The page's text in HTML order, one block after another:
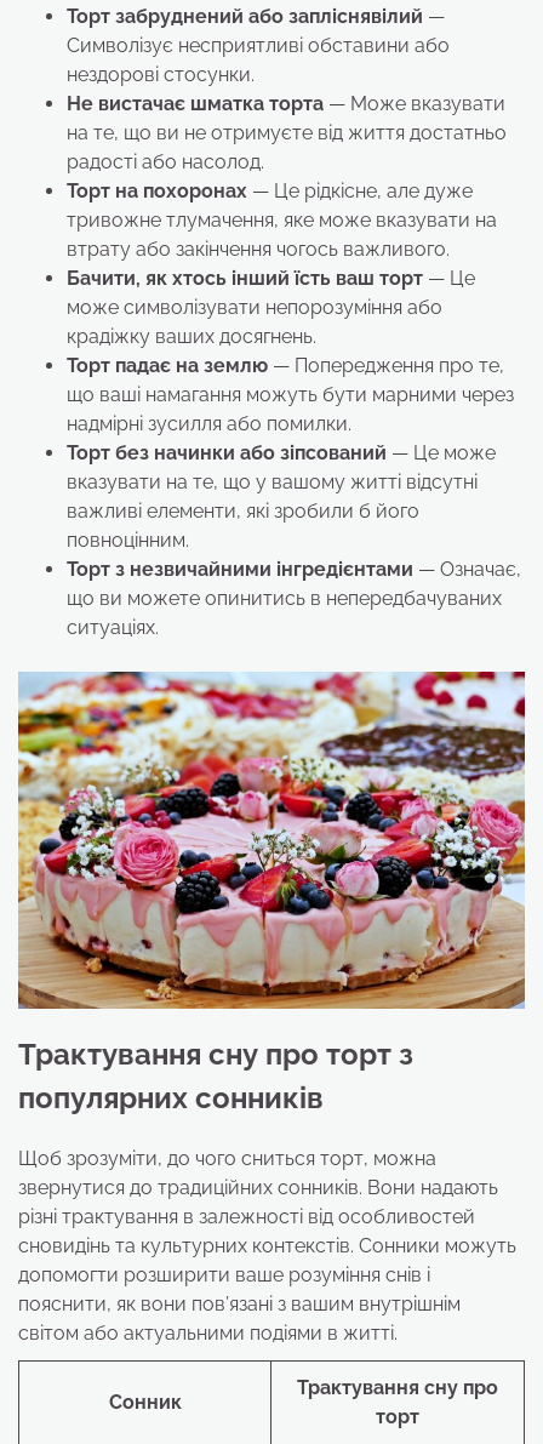
Торт забруднений або запліснявілий —
Символізує несприятливі обставини або
нездорові стосунки.
Не вистачає шматка торта — Може вказувати
на те, що ви не отримуєте від життя достатньо
радості або насолод.
Торт на похоронах — Це рідкісне, але дуже
тривожне тлумачення, яке може вказувати на
втрату або закінчення чогось важливого.
Бачити, як хтось інший їсть ваш торт — Це
може символізувати непорозуміння або
крадіжку ваших досягнень.
Торт падає на землю — Попередження про те,
що ваші намагання можуть бути марними через
надмірні зусилля або помилки.
Торт без начинки або зіпсований — Це може
вказувати на те, що у вашому житті відсутні
важливі елементи, які зробили б його
повноцінним.
Торт з незвичайними інгредієнтами — Означає,
що ви можете опинитись в непередбачуваних
ситуаціях.
Трактування сну про торт з
популярних сонників
Щоб зрозуміти, до чого сниться торт, можна
звернутися до традиційних сонників. Вони надають
різні трактування в залежності від особливостей
сновидінь та культурних контекстів. Сонники можуть
допомогти розширити ваше розуміння снів і
пояснити, як вони пов’язані з вашим внутрішнім
світом або актуальними подіями в житті.
Сонник
Трактування сну про
торт